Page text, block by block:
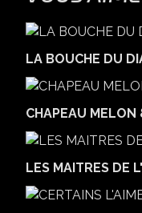
LA BOUCHE DU
CHAPEAU
LES MAITRES DE